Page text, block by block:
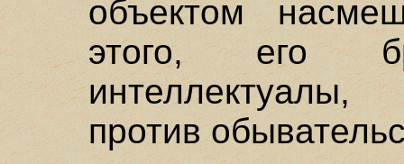
объектом
этого, его
против